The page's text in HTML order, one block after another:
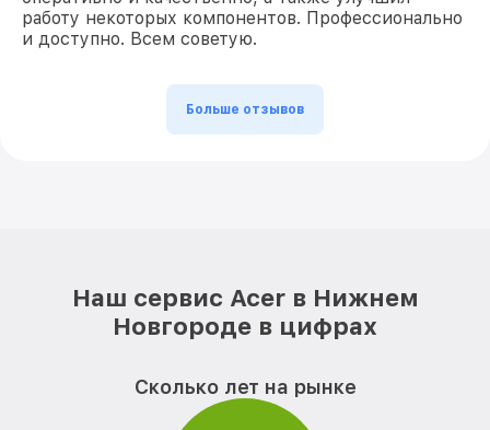
работу некоторых компонентов. Профессионально
и доступно. Всем советую.
Больше отзывов
Наш сервис Acer в Нижнем
Новгороде в цифрах
Сколько лет на рынке